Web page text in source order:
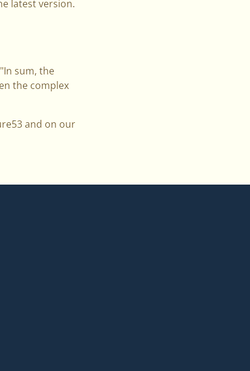
latest version.
sum, the
the complex
and on our